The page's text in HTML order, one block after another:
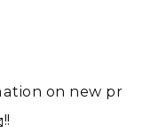
on new pr